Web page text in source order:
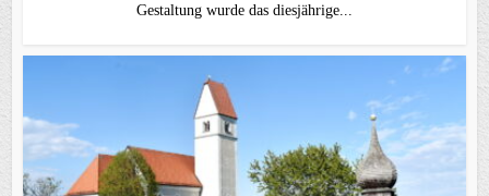
Gestaltung wurde das diesjährige...